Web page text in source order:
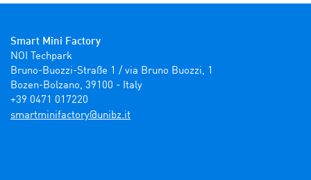
Smart Mini Factory
NOI Techpark
Bruno-Buozzi-Straße 1 / via Bruno Buozzi, 1
Bozen-Bolzano, 39100 - Italy
+39 0471 017220
ti.zbinu@yrotcafinimtrams